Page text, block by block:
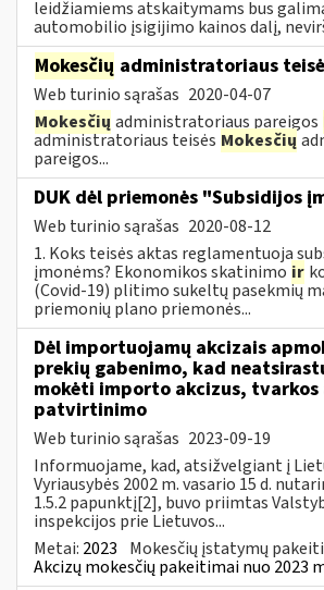
leidžiamiems atskaitymams bus
automobilio įsigijimo kainos dalį,
Mokesčių administratoriaus
Web turinio sąrašas 2020-04-07
Mokesčių administratoriaus pareigos
administratoriaus teisės Mokesčių
pareigos...
DUK dėl priemonės "Subsidijos
Web turinio sąrašas 2020-08-12
1. Koks teisės aktas reglamentuoja
įmonėms? Ekonomikos skatinimo ir
(Covid-19) plitimo sukeltų pasekmių
priemonių plano priemonės...
Dėl importuojamų akcizais
prekių gabenimo, kad
mokėti importo akcizus, tvarkos
patvirtinimo
Web turinio sąrašas 2023-09-19
Informuojame, kad, atsižvelgiant į
Vyriausybės 2002 m. vasario 15 d.
1.5.2 papunktį[2], buvo priimtas
inspekcijos prie Lietuvos...
Metai: 2023 Mokesčių įstatymų
Akcizų mokesčių pakeitimai nuo 2023